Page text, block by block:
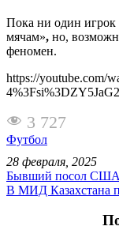
Пока ни один игрок
мячам», но,
феномен.
https://youtube.com/
3 727
Футбол
28 февраля, 2025
Бывший посол США
В МИД Казахстана